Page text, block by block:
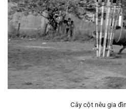
Cây cột nêu gia